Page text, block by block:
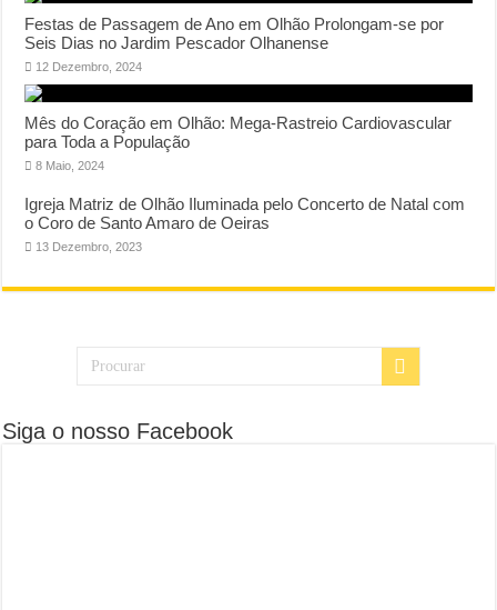
Festas de Passagem de Ano em Olhão Prolongam-se por
Seis Dias no Jardim Pescador Olhanense
12 Dezembro, 2024
Mês do Coração em Olhão: Mega-Rastreio Cardiovascular
para Toda a População
8 Maio, 2024
Igreja Matriz de Olhão Iluminada pelo Concerto de Natal com
o Coro de Santo Amaro de Oeiras
13 Dezembro, 2023
Siga o nosso Facebook